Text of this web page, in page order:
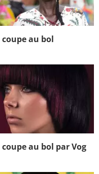
coupe au bol
coupe au bol par Vog